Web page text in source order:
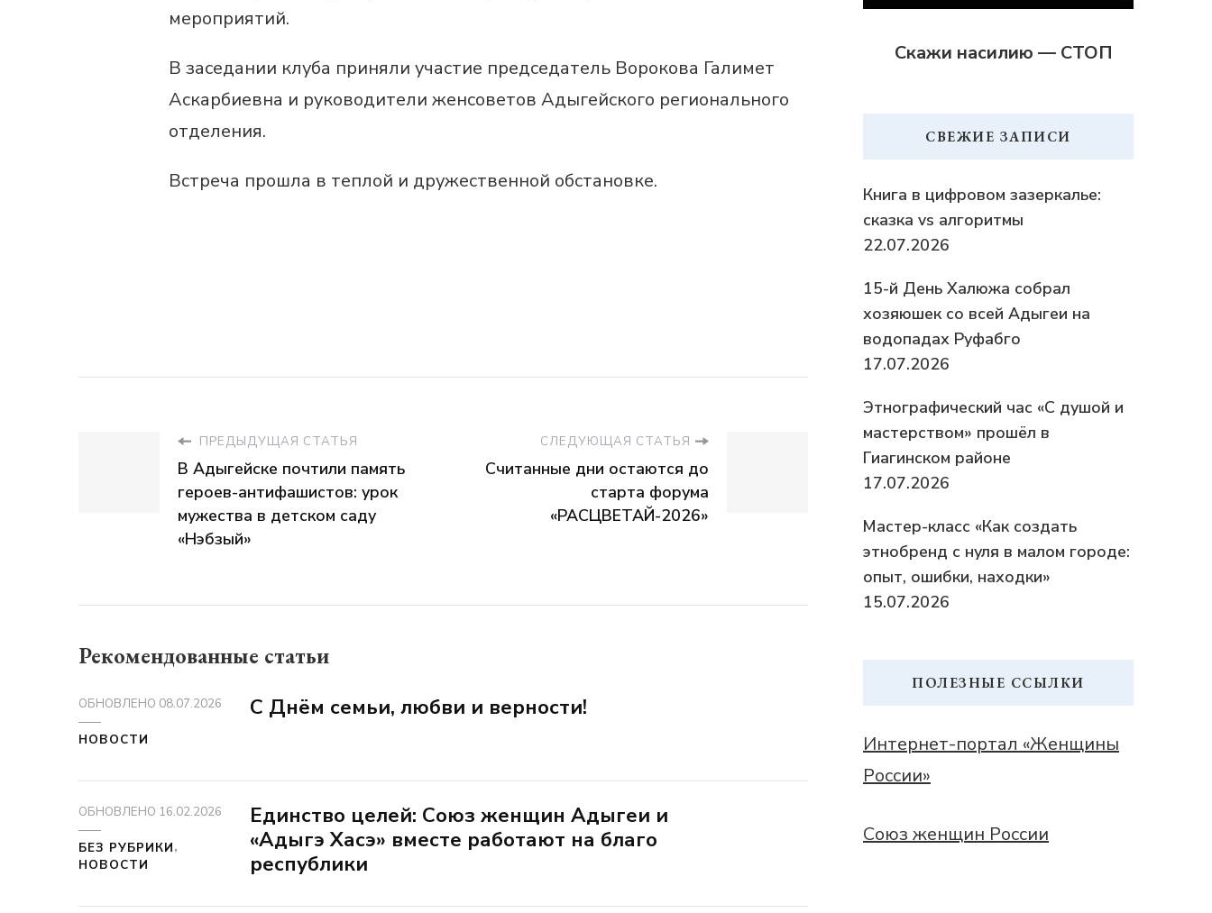
мероприятий.
В заседании клуба приняли участие председатель Ворокова Галимет
Аскарбиевна и руководители женсоветов Адыгейского регионального
отделения.
Встреча прошла в теплой и дружественной обстановке.
ПРЕДЫДУЩАЯ СТАТЬЯ
В Адыгейске почтили память
героев-антифашистов: урок
мужества в детском саду
«Нэбзый»
СЛЕДУЮЩАЯ СТАТЬЯ
Считанные дни остаются до
старта форума
«РАСЦВЕТАЙ-2026»
Рекомендованные статьи
ОБНОВЛЕНО 08.07.2026
НОВОСТИ
С Днём семьи, любви и верности!
ОБНОВЛЕНО 16.02.2026
БЕЗ РУБРИКИ
НОВОСТИ
Единство целей: Союз женщин Адыгеи и
«Адыгэ Хасэ» вместе работают на благо
республики
Скажи насилию — СТОП
СВЕЖИЕ ЗАПИСИ
Книга в цифровом зазеркалье:
сказка vs алгоритмы
22.07.2026
15-й День Халюжа собрал
хозяюшек со всей Адыгеи на
водопадах Руфабго
17.07.2026
Этнографический час «С душой и
мастерством» прошёл в
Гиагинском районе
17.07.2026
Мастер-класс «Как создать
этнобренд с нуля в малом городе:
опыт, ошибки, находки»
15.07.2026
ПОЛЕЗНЫЕ ССЫЛКИ
Интернет-портал «Женщины
России»
Союз женщин России